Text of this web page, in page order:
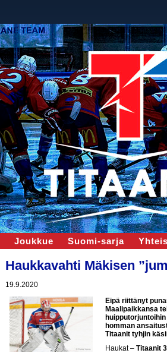
Joukkue Suomi-sarja
Haukkavahti Mäkisen
19.9.2020
Eipä riittänyt
Maalipaikkansa
homman
Titaanit tyhjin
Haukat – Titaanit